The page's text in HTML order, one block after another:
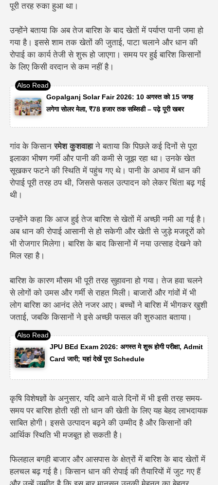
पूरी तरह रुका हुआ था।
उन्होंने बताया कि अब तेज बारिश के बाद खेतों में पर्याप्त पानी जमा हो
गया है। इससे शाम तक खेतों की जुताई, पाटा चलाने और धान की
रोपाई का कार्य तेजी से शुरू हो जाएगा। समय पर हुई बारिश किसानों
के लिए किसी वरदान से कम नहीं है।
Gopalganj Solar Fair 2026: 10 अगस्त को 15 जगह
लगेगा सोलर मेला, ₹78 हजार तक सब्सिडी – पढ़े पूरी खबर
गांव के किसानरमेश कुशवाहाने बताया कि पिछले कई दिनों से पूरा
इलाका भीषण गर्मी और पानी की कमी से जूझ रहा था। उनके खेत
सूखकर फटने की स्थिति में पहुंच गए थे। पानी के अभाव में धान की
रोपाई पूरी तरह ठप थी, जिससे फसल उत्पादन को लेकर चिंता बढ़ गई
थी।
उन्होंने कहा कि आज हुई तेज बारिश से खेतों में अच्छी नमी आ गई है।
अब धान की रोपाई आसानी से हो सकेगी और खेती से जुड़े मजदूरों को
भी रोजगार मिलेगा। बारिश के बाद किसानों में नया उत्साह देखने को
मिल रहा है।
बारिश के कारण मौसम भी पूरी तरह सुहावना हो गया। तेज हवा चलने
से लोगों को उमस और गर्मी से राहत मिली। बाजारों और गांवों में भी
लोग बारिश का आनंद लेते नजर आए। बच्चों ने बारिश में भीगकर खुशी
जताई, जबकि किसानों ने इसे अच्छी फसल की शुरुआत बताया।
JPU BEd Exam 2026: अगस्त मे शुरू होगी परीक्षा, Admit
Card जारी; यहां देखें पूरा Schedule
कृषि विशेषज्ञों के अनुसार, यदि आने वाले दिनों में भी इसी तरह समय-
समय पर बारिश होती रही तो धान की खेती के लिए यह बेहद लाभदायक
साबित होगी। इससे उत्पादन बढ़ने की उम्मीद है और किसानों की
आर्थिक स्थिति भी मजबूत हो सकती है।
फिलहाल बगही बाजार और आसपास के क्षेत्रों में बारिश के बाद खेतों में
हलचल बढ़ गई है। किसान धान की रोपाई की तैयारियों में जुट गए हैं